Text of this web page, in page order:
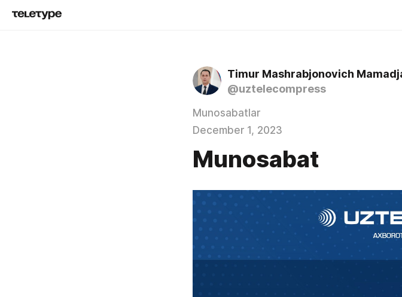
Timur Mashrabjonovich
@uztelecompress
Munosabatlar
December 1, 2023
Munosabat